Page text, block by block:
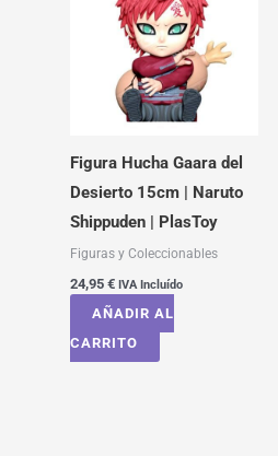
Figura Hucha Gaara del
Desierto 15cm | Naruto
Shippuden | PlasToy
Figuras y Coleccionables
24,95 € IVA Incluído
AÑADIR AL
CARRITO